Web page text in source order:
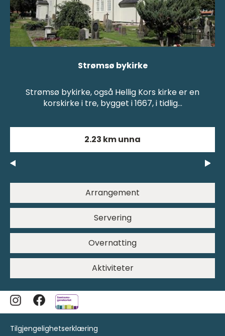
Strømsø bykirke
Strømsø bykirke, også Hellig Kors kirke er en
korskirke i tre, bygget i 1667, i tidlig…
2.23 km unna
Arrangement
Servering
Overnatting
Aktiviteter
Tilgjengelighetserklæring